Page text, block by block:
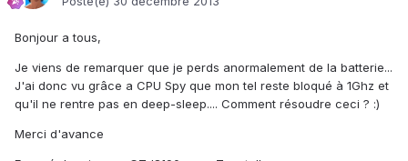
Bonjour a tous,
Je viens de remarquer que je perds anormalement de la batterie...
J'ai donc vu grâce a CPU Spy que mon tel reste bloqué à 1Ghz et
qu'il ne rentre pas en deep-sleep.... Comment résoudre ceci ? :)
Merci d'avance